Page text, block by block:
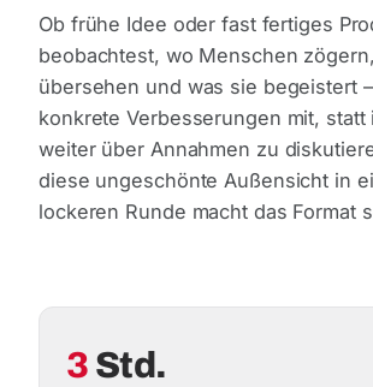
Ob frühe Idee oder fast fertiges
beobachtest, wo Menschen
übersehen und was sie begeistert
konkrete Verbesserungen mit, statt
weiter über Annahmen zu
diese ungeschönte Außensicht in
lockeren Runde macht das Format
3 Std.